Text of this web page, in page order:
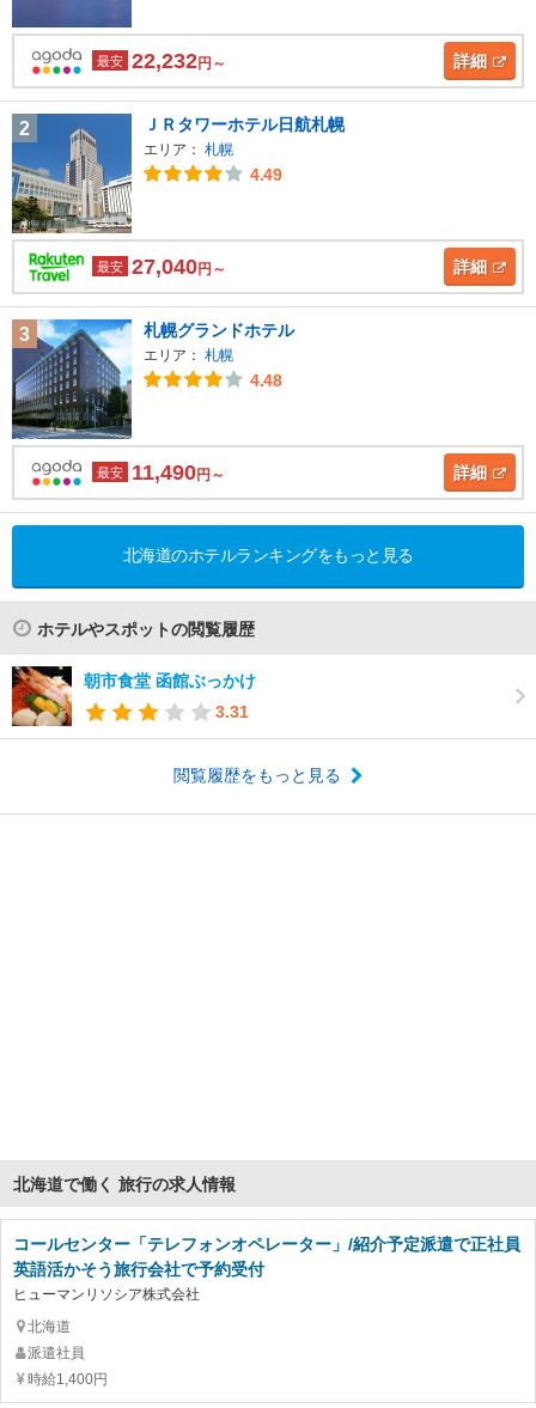
最安 22,232円～ 詳細
2 ＪＲタワーホテル日航札幌
エリア： 札幌
4.49
最安 27,040円～ 詳細
3 札幌グランドホテル
エリア： 札幌
4.48
最安 11,490円～ 詳細
北海道のホテルランキングをもっと見る
ホテルやスポットの閲覧履歴
朝市食堂 函館ぶっかけ
3.31
閲覧履歴をもっと見る
北海道で働く 旅行の求人情報
コールセンター「テレフォンオペレーター」/紹介予定派遣で正社員
英語活かそう旅行会社で予約受付
ヒューマンリソシア株式会社
北海道
派遣社員
時給1,400円